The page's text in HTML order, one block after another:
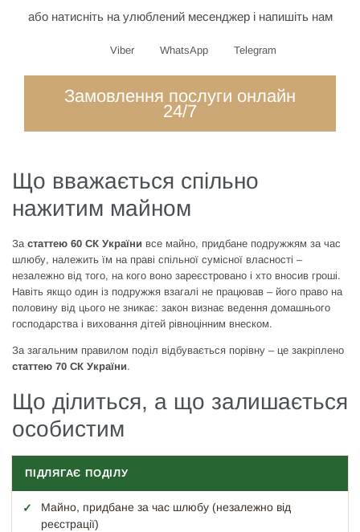
або натисніть на улюблений месенджер і напишіть нам
Viber WhatsApp Telegram
Замовлення послуги онлайн
24/7
Що вважається спільно
нажитим майном
За статтею 60 СК України все майно, придбане подружжям за час
шлюбу, належить їм на праві спільної сумісної власності –
незалежно від того, на кого воно зареєстровано і хто вносив гроші.
Навіть якщо один із подружжя взагалі не працював – його право на
половину від цього не зникає: закон визнає ведення домашнього
господарства і виховання дітей рівноцінним внеском.
За загальним правилом поділ відбувається порівну – це закріплено
статтею 70 СК України.
Що ділиться, а що залишається
особистим
ПІДЛЯГАЄ ПОДІЛУ
Майно, придбане за час шлюбу (незалежно від
реєстрації)